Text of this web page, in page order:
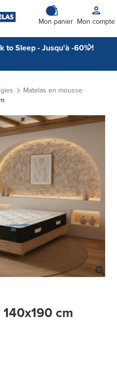
Mon panier Mon compte
to Sleep - Jusqu'à -60% !
Matelas en mousse
cm